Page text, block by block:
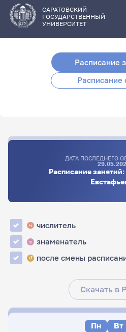
основному
содержанию
САРАТОВСКИЙ
ГОСУДАРСТВЕННЫЙ
УНИВЕРСИТЕТ
Расписание
Расписание
ДАТА ПОСЛЕДНЕГО
Расписание
ч числитель
з знаменатель
↺ после смены
Скачать в
Пн Вт